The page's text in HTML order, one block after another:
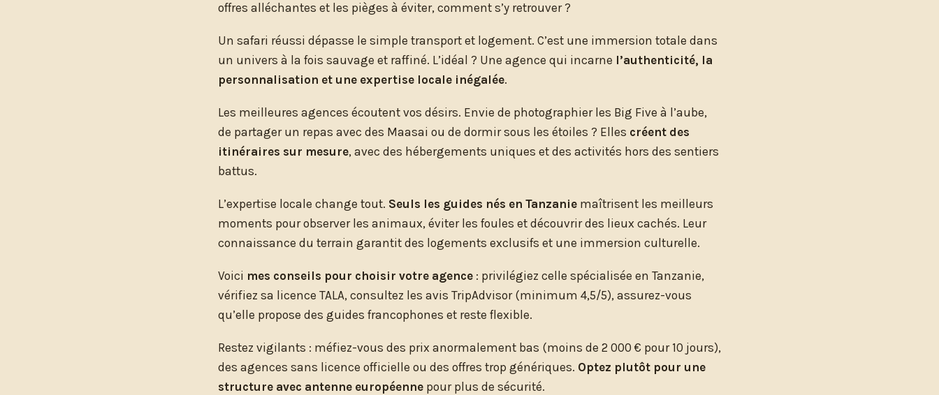
offres alléchantes et les pièges à éviter, comment s’y retrouver ?
Un safari réussi dépasse le simple transport et logement. C’est une immersion totale dans
un univers à la fois sauvage et raffiné. L’idéal ? Une agence qui incarne l’authenticité, la
personnalisation et une expertise locale inégalée.
Les meilleures agences écoutent vos désirs. Envie de photographier les Big Five à l’aube,
de partager un repas avec des Maasai ou de dormir sous les étoiles ? Elles créent des
itinéraires sur mesure, avec des hébergements uniques et des activités hors des sentiers
battus.
L’expertise locale change tout. Seuls les guides nés en Tanzanie maîtrisent les meilleurs
moments pour observer les animaux, éviter les foules et découvrir des lieux cachés. Leur
connaissance du terrain garantit des logements exclusifs et une immersion culturelle.
Voici mes conseils pour choisir votre agence : privilégiez celle spécialisée en Tanzanie,
vérifiez sa licence TALA, consultez les avis TripAdvisor (minimum 4,5/5), assurez-vous
qu’elle propose des guides francophones et reste flexible.
Restez vigilants : méfiez-vous des prix anormalement bas (moins de 2 000 € pour 10 jours),
des agences sans licence officielle ou des offres trop génériques. Optez plutôt pour une
structure avec antenne européenne pour plus de sécurité.